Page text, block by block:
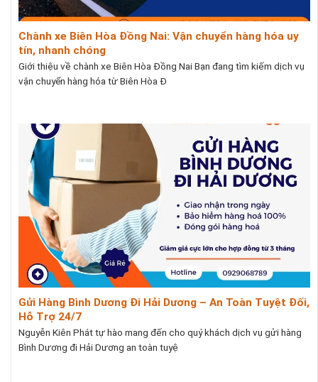
Chành xe Biên Hòa Đồng Nai: Vận chuyển hàng hóa uy
tín, nhanh chóng
Giới thiệu về chành xe Biên Hòa Đồng Nai Bạn đang tìm kiếm dịch vụ
vận chuyển hàng hóa từ Biên Hòa Đ
Gửi Hàng Bình Dương Đi Hải Dương – An Toàn Tuyệt Đối,
Hỗ Trợ 24/7
Nguyễn Kiên Phát tự hào mang đến cho quý khách dịch vụ gửi hàng
Bình Dương đi Hải Dương an toàn tuyệ